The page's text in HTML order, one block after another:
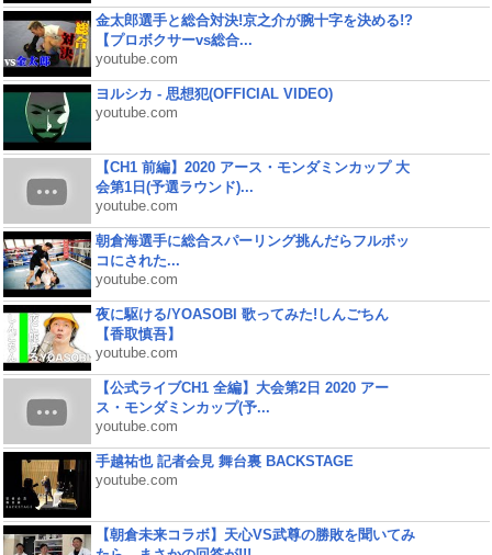
金太郎選手と総合対決!京之介が腕十字を決める!?
【プロボクサーvs総合...
youtube.com
ヨルシカ - 思想犯(OFFICIAL VIDEO)
youtube.com
【CH1 前編】2020 アース・モンダミンカップ 大
会第1日(予選ラウンド)...
youtube.com
朝倉海選手に総合スパーリング挑んだらフルボッ
コにされた...
youtube.com
夜に駆ける/YOASOBI 歌ってみた!しんごちん
【香取慎吾】
youtube.com
【公式ライブCH1 全編】大会第2日 2020 アー
ス・モンダミンカップ(予...
youtube.com
手越祐也 記者会見 舞台裏 BACKSTAGE
youtube.com
【朝倉未来コラボ】天心VS武尊の勝敗を聞いてみ